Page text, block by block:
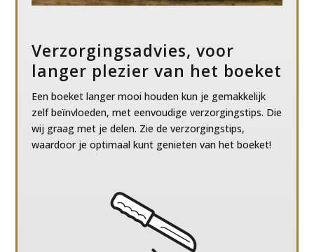
Verzorgingsadvies, voor
langer plezier van het boeket
Een boeket langer mooi houden kun je gemakkelijk
zelf beïnvloeden, met eenvoudige verzorgingstips. Die
wij graag met je delen. Zie de verzorgingstips,
waardoor je optimaal kunt genieten van het boeket!